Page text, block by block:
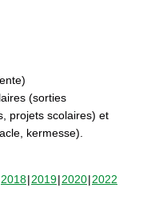
(sorties
projets scolaires) et
kermesse).
2018 2019 2020 2022